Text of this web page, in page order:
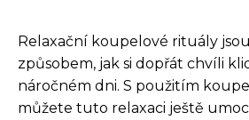
Relaxační koupelové rituály
způsobem, jak si dopřát chvíli
náročném dni. S použitím
můžete tuto relaxaci ještě